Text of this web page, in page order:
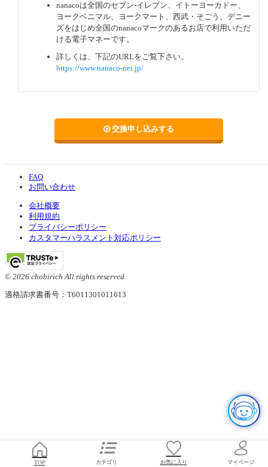
nanacoは全国のセブン-イレブン、イトーヨーカドー、
ヨークベニマル、ヨークマート、西武・そごう、デニー
ズをはじめ全国のnanacoマークのあるお店で利用いただ
ける電子マネーです。
詳しくは、下記のURLをご覧下さい。
https://www.nanaco-net.jp/
交換申し込みする
FAQ
お問い合わせ
会社概要
利用規約
プライバシーポリシー
カスタマーハラスメント対応ポリシー
© 2026 chobirich All rights reserved.
適格請求書番号：T6011301011613
TOP お気に入り